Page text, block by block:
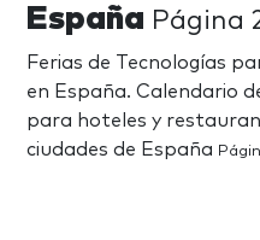
España Página
Ferias de Tecnologías
en España. Calendario
para hoteles y
ciudades de España